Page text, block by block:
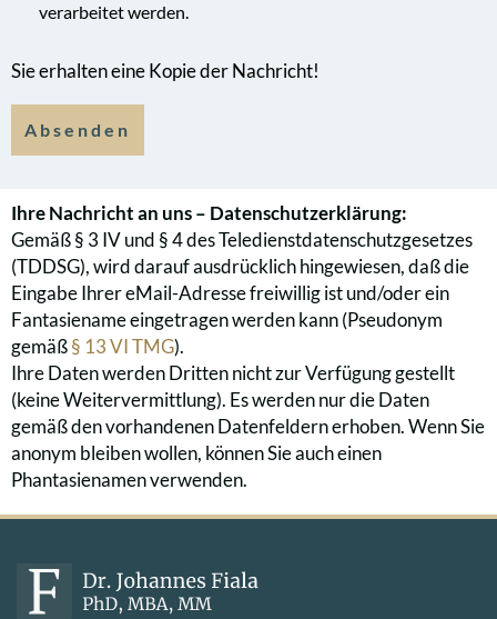
verarbeitet werden.
Sie erhalten eine Kopie der Nachricht!
Absenden
Ihre Nachricht an uns – Datenschutzerklärung:
Gemäß § 3 IV und § 4 des Teledienstdatenschutzgesetzes
(TDDSG), wird darauf ausdrücklich hingewiesen, daß die
Eingabe Ihrer eMail-Adresse freiwillig ist und/oder ein
Fantasiename eingetragen werden kann (Pseudonym
gemäß§ 13 VI TMG).
Ihre Daten werden Dritten nicht zur Verfügung gestellt
(keine Weitervermittlung). Es werden nur die Daten
gemäß den vorhandenen Datenfeldern erhoben. Wenn Sie
anonym bleiben wollen, können Sie auch einen
Phantasienamen verwenden.